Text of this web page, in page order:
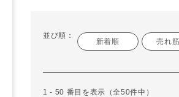
並び順：
新着順 売れ
1 - 50 番目を表示（全50件中）